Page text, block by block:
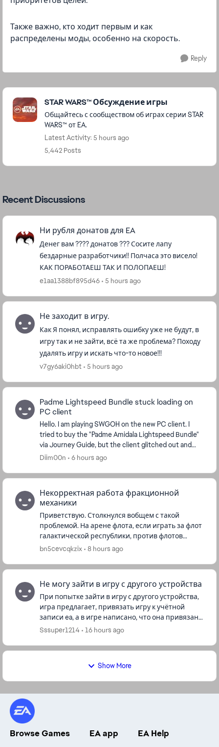
Также важно, кто ходит первым и как
распределены моды, особенно на скорость.
Reply
Featured Places
STAR WARS™ Обсуждение игры
Общайтесь с сообществом об играх серии STAR
WARS™ от EA.
Latest Activity: 5 hours ago
5,442 Posts
Recent Discussions
Ни рубля донатов для EA
Денег вам ???? донатов ??? Сосите лапу
бездарные разработчики!! Полчаса это висело!
КАК ПОРАБОТАЕШ ТАК И ПОЛОПАЕШ!
e1aa1388bf895d46
5 hours ago
Не заходит в игру.
Как Я понял, исправлять ошибку уже не будут, в
игру так и не зайти, всё та же проблема? Походу
удалять игру и искать что-то новое!!!
v7gy6aki0hbt
5 hours ago
Padme Lightspeed Bundle stuck loading on
PC client
Hello. I am playing SWGOH on the new PC client. I
tried to buy the "Padme Amidala Lightspeed Bundle"
via Journey Guide, but the client glitched out and
froze. In my EA account order history, the pur...
Diim00n 6 hours ago
Некорректная работа фракционной
механики
Приветствую. Столкнулся вобщем с такой
проблемой. На арене флота, если играть за флот
галактической республики, против флотов
повстанцев не совсем корректно работает баф
bn5cevcqkzix 8 hours ago
Не могу зайти в игру с другого устройства
При попытке зайти в игру с другого устройства,
игра предлагает, привязать игру к учётной
записи ea, а в игре написано, что она привязана,
если нажать на кнопку отвязать учётную запись,
Sssuper1214 16 hours ago
Show More
Browse Games EA app EA Help